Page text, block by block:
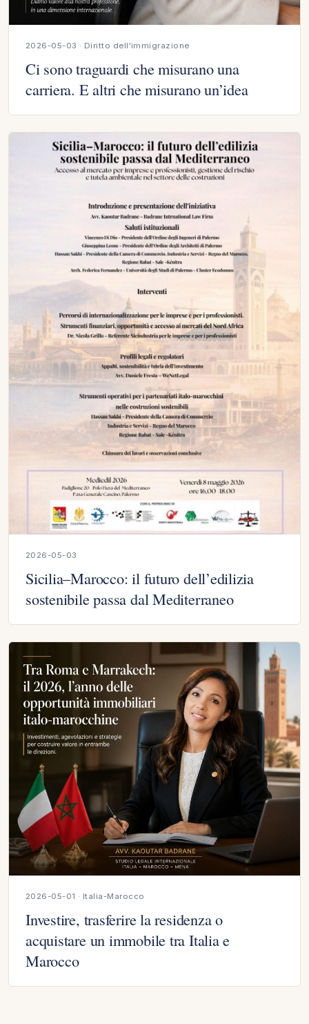
2026-05-03 · Diritto dell'immigrazione
Ci sono traguardi che misurano una
carriera. E altri che misurano un’idea
2026-05-03
Sicilia–Marocco: il futuro dell’edilizia
sostenibile passa dal Mediterraneo
2026-05-01 · Italia-Marocco
Investire, trasferire la residenza o
acquistare un immobile tra Italia e
Marocco